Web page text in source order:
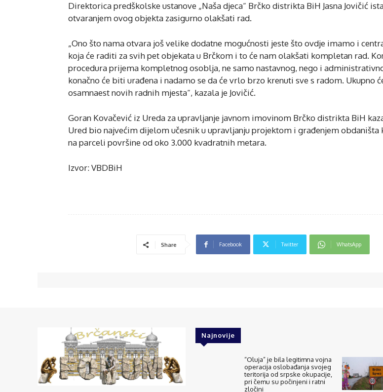
Direktorica predškolske ustanove „Naša djeca“ Brčko distrikta BiH Jasna Jovičić
otvaranjem ovog objekta zasigurno olakšati rad.
„Ono što nama otvara još velike dodatne mogućnosti jeste što ovdje imamo i
koja će raditi za svih pet objekata u Brčkom i to će nam olakšati kompletan rad.
procedura prijema kompletnog osoblja, ne samo nastavnog, nego i
konačno će biti urađena i nadamo se da će vrlo brzo krenuti sve s radom. Ukupno
osamnaest novih radnih mjesta“, kazala je Jovičić.
Goran Kovačević iz Ureda za upravljanje javnom imovinom Brčko distrikta BiH
Ured bio najvećim dijelom učesnik u upravljanju projektom i građenjem obdaništa
na parceli površine od oko 3.000 kvadratnih metara.
Izvor: VBDBiH
Share Facebook Twitter WhatsApp
Najnovije
“Oluja” je bila legitimna vojna
operacija oslobađanja svojeg
teritorija od srpske okupacije,
pri čemu su počinjeni i ratni
zločini